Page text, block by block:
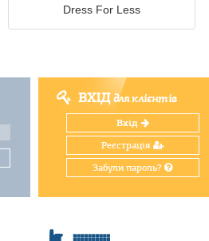
Dress For Less
ВХІДдля клієнтів
Вхід
Реєстрація
Забули пароль?